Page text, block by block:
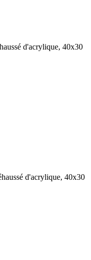
d'acrylique, 40x30
d'acrylique, 40x30